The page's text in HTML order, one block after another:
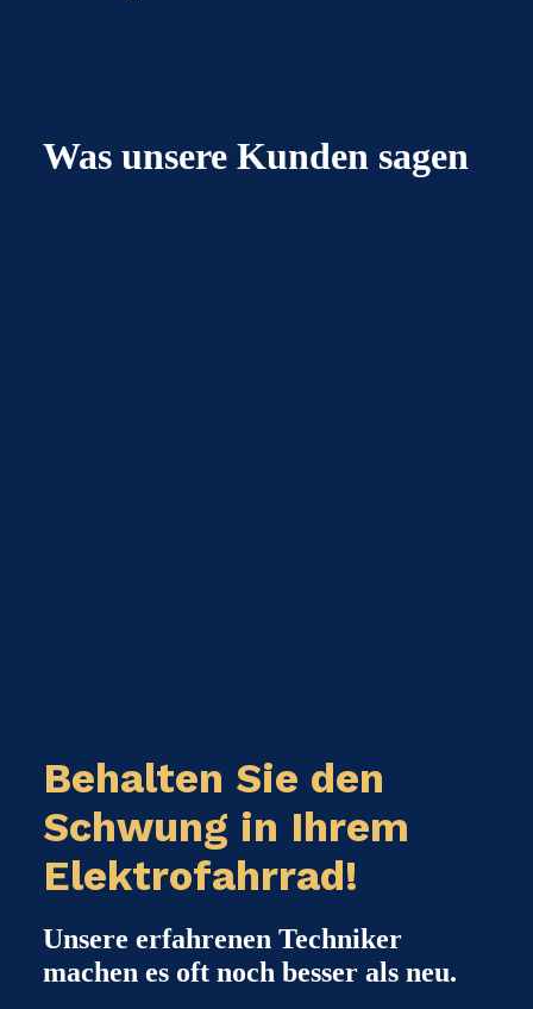
Was unsere Kunden sagen
Behalten Sie den
Schwung in Ihrem
Elektrofahrrad!
Unsere erfahrenen Techniker
machen es oft noch besser als neu.